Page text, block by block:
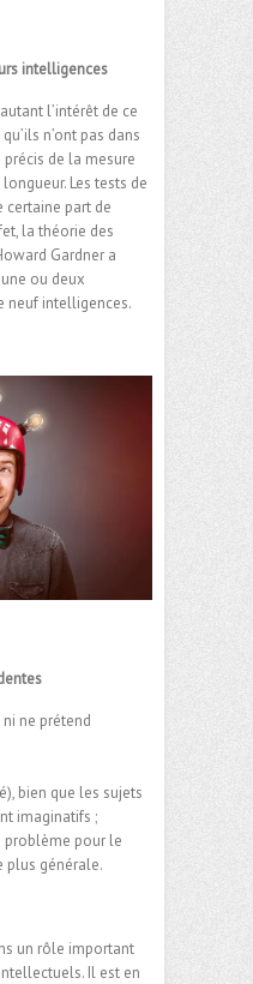
intelligences
l’intérêt de ce
n’ont pas dans
de la mesure
Les tests de
certaine part de
la théorie des
Gardner a
ou deux
neuf intelligences.
ni ne prétend
bien que les sujets
imaginatifs ;
problème pour le
plus générale.
un rôle important
Il est en